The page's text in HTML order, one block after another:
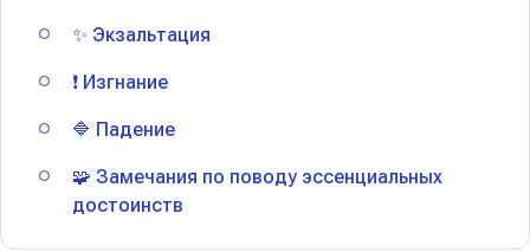
✨ Экзальтация
❗ Изгнание
🔷 Падение
🧩 Замечания по поводу эссенциальных
достоинств